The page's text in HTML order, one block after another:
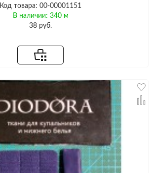
Код товара: 00-00001151
В наличии: 340 м
38 руб.